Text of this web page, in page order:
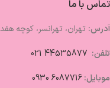
تماس با ما
آدرس: تهران، تهرانسر، کوچه
تلفن:
موبایل:6087716 0930